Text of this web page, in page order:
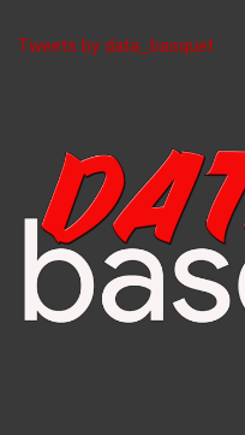
Tweets by data_basquet